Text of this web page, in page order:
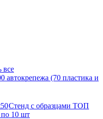
все
(70 пластика и
Стенд с образцами ТОП
по 10 шт